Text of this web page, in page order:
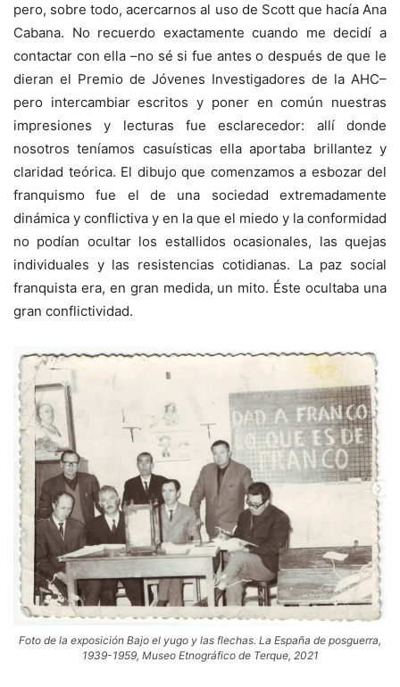
pero, sobre todo, acercarnos al uso de Scott que hacía Ana
Cabana. No recuerdo exactamente cuando me decidí a
contactar con ella –no sé si fue antes o después de que le
dieran el Premio de Jóvenes Investigadores de la AHC–
pero intercambiar escritos y poner en común nuestras
impresiones y lecturas fue esclarecedor: allí donde
nosotros teníamos casuísticas ella aportaba brillantez y
claridad teórica. El dibujo que comenzamos a esbozar del
franquismo fue el de una sociedad extremadamente
dinámica y conflictiva y en la que el miedo y la conformidad
no podían ocultar los estallidos ocasionales, las quejas
individuales y las resistencias cotidianas. La paz social
franquista era, en gran medida, un mito. Éste ocultaba una
gran conflictividad.
Foto de la exposición Bajo el yugo y las flechas. La España de posguerra,
1939-1959, Museo Etnográfico de Terque, 2021